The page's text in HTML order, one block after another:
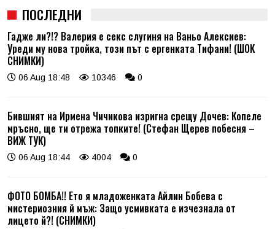
ПОСЛЕДНИ
Гадже ли?!? Валерия е секс слугиня на Ваньо Алексиев:
Уреди му нова тройка, този път с ергенката Тифани! (ШОК
СНИМКИ)
06 Aug 18:48 10346 0
Бившият на Ирмена Чичикова изригна срещу Дочев: Копеле
мръсно, ще ти отрежа топките! (Стефан Щерев побесня –
ВИЖ ТУК)
06 Aug 18:44 4004 0
ФОТО БОМБА!! Ето я младоженката Айлин Бобева с
мистериозния й мъж: Защо усмивката е изчезнала от
лицето й?! (СНИМКИ)